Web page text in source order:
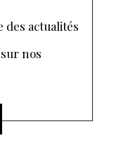
actualités
nos